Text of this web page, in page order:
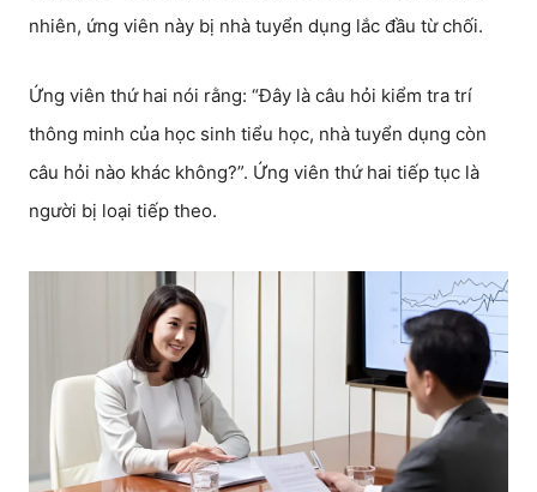
nhiên, ứng viên này bị nhà tuyển dụng lắc đầu từ chối.
Ứng viên thứ hai nói rằng: “Đây là câu hỏi kiểm tra trí
thông minh của học sinh tiểu học, nhà tuyển dụng còn
câu hỏi nào khác không?”. Ứng viên thứ hai tiếp tục là
người bị loại tiếp theo.